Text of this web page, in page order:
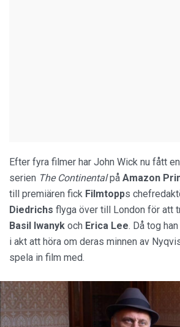
Efter fyra filmer har John Wick nu fått
serien The Continentalpå Amazon
till premiären fick Filmtopps
Diedrichs flyga över till London för att
Basil Iwanyk och Erica Lee. Då tog
i akt att höra om deras minnen av
spela in film med.